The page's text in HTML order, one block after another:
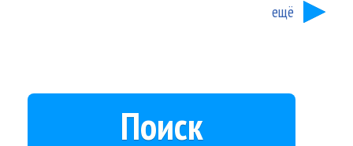
ещё
Поиск